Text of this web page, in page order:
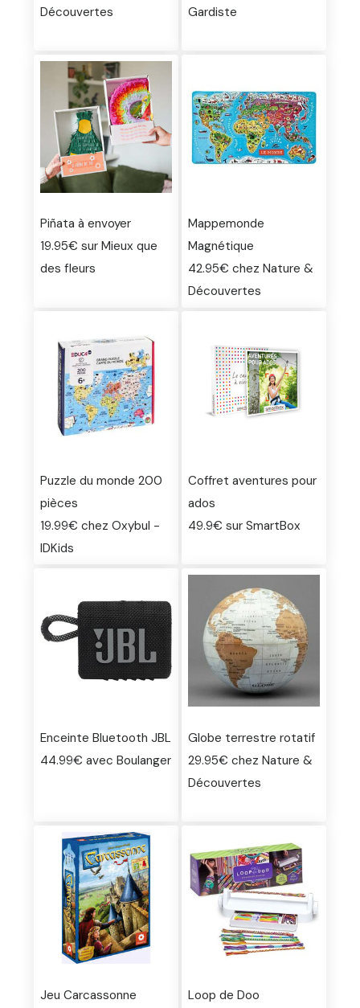
Découvertes Gardiste
Piñata à envoyer
19.95€ sur Mieux que
des fleurs
Mappemonde
Magnétique
42.95€ chez Nature &
Découvertes
Puzzle du monde 200
pièces
19.99€ chez Oxybul -
IDKids
Coffret aventures pour
ados
49.9€ sur SmartBox
Enceinte Bluetooth JBL
44.99€ avec Boulanger
Globe terrestre rotatif
29.95€ chez Nature &
Découvertes
Jeu Carcassonne
Loop de Doo